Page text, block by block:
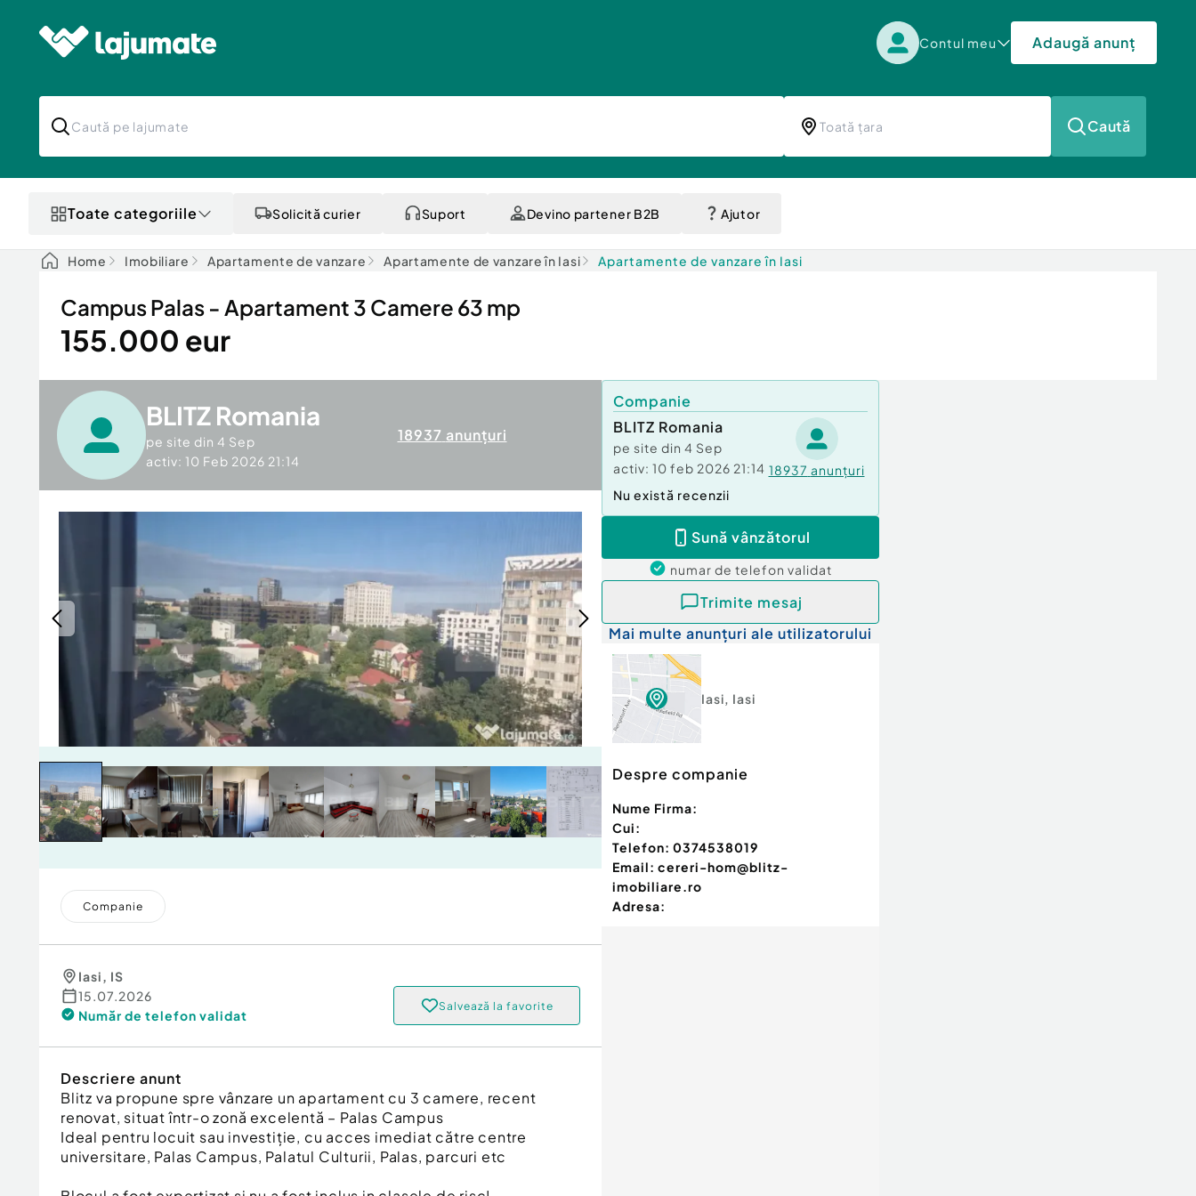
Contul meu Adaugă anunț
Caută
Toate categoriile Solicită curier Suport Devino partener B2B Ajutor
Home Imobiliare Apartamente de vanzare Apartamente de vanzare în Iasi Apartamente de vanzare în Iasi
Campus Palas - Apartament 3 Camere 63 mp
155.000 eur
BLITZ Romania
pe site din 4 Sep
activ: 10 Feb 2026 21:14
18937 anunțuri
Companie
Iasi, IS
15.07.2026
Număr de telefon validat
Salvează la favorite
Descriere anunt
Blitz va propune spre vânzare un apartament cu 3 camere, recent
renovat, situat într-o zonă excelentă – Palas Campus
Ideal pentru locuit sau investiție, cu acces imediat către centre
universitare, Palas Campus, Palatul Culturii, Palas, parcuri etc
Companie
BLITZ Romania
pe site din 4 Sep
activ: 10 feb 2026 21:14 18937 anunțuri
Nu există recenzii
Sună vânzătorul
numar de telefon validat
Trimite mesaj
Mai multe anunțuri ale utilizatorului
Iasi, Iasi
Despre companie
Nume Firma:
Cui:
Telefon: 0374538019
Email: cereri-hom@blitz-
imobiliare.ro
Adresa: